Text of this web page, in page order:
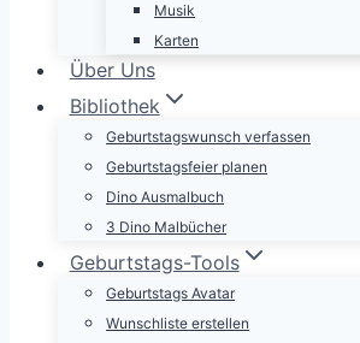
Musik
Karten
Über Uns
Bibliothek
Geburtstagswunsch verfassen
Geburtstagsfeier planen
Dino Ausmalbuch
3 Dino Malbücher
Geburtstags-Tools
Geburtstags Avatar
Wunschliste erstellen